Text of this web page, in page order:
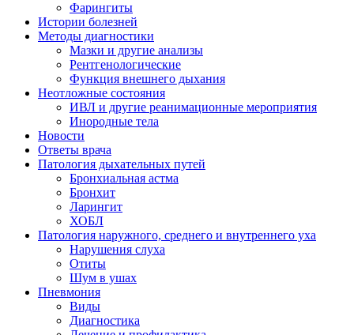
Фарингиты
Истории болезней
Методы диагностики
Мазки и другие анализы
Рентгенологические
Функция внешнего дыхания
Неотложные состояния
ИВЛ и другие реанимационные мероприятия
Инородные тела
Новости
Ответы врача
Патология дыхательных путей
Бронхиальная астма
Бронхит
Ларингит
ХОБЛ
Патология наружного, среднего и внутреннего уха
Нарушения слуха
Отиты
Шум в ушах
Пневмония
Виды
Диагностика